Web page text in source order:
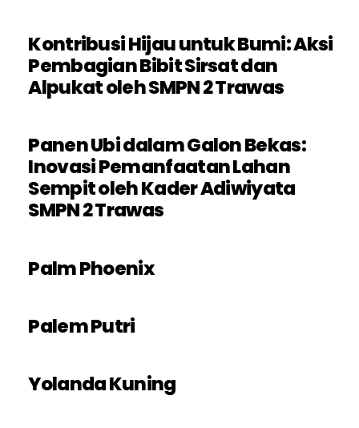
Kontribusi Hijau untuk Bumi: Aksi
Pembagian Bibit Sirsat dan
Alpukat oleh SMPN 2 Trawas
Panen Ubi dalam Galon Bekas:
Inovasi Pemanfaatan Lahan
Sempit oleh Kader Adiwiyata
SMPN 2 Trawas
Palm Phoenix
Palem Putri
Yolanda Kuning